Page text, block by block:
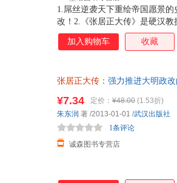
1.屌丝逆袭天下重绘帝国愿景
改！2.《张居正大传》是硬汉
的开端，具有里程碑式的意义
来历、有证据、不忌烦琐、不
加入购物车 收藏
张居正大传 ：强力推进大明政
¥7.34 定价： ¥48.00 (1.53折)
诚森图书专营店
1条评论
朱东润 著 /2013-01-01 /武汉出版社